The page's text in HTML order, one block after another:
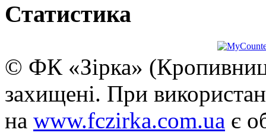
Статистика
© ФК «Зірка»
захищені. При
на www.fczirka.com.ua є